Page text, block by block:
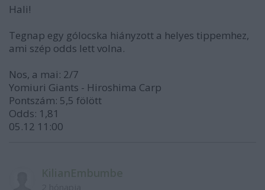
Hali!
Tegnap egy gólocska hiányzott a helyes tippemhez,
ami szép odds lett volna.
Nos, a mai: 2/7
Yomiuri Giants - Hiroshima Carp
Pontszám: 5,5 fölött
Odds: 1,81
05.12 11:00